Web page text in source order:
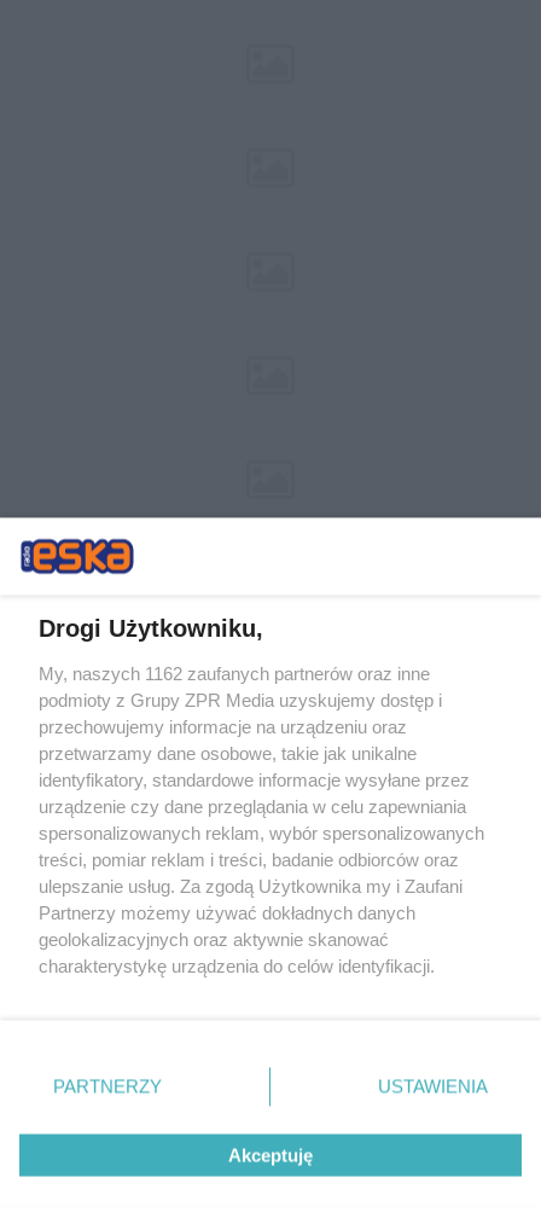
Żaden utwór zamieszczony w serwisie nie może być powielany i
rozpowszechniany lub dalej rozpowszechniany w jakikolwiek sposób (w
tym także elektroniczny lub mechaniczny) na jakimkolwiek polu
eksploatacji w jakiejkolwiek formie, włącznie z umieszczaniem w
Internecie bez pisemnej zgody właściciela praw. Jakiekolwiek użycie lub
wykorzystanie utworów w całości lub w części z naruszeniem prawa,
tzn. bez właściwej zgody, jest zabronione pod groźbą kary i może być
ścigane prawnie.
© 2026 Grupa ZPR Media
Drogi Użytkowniku,
My, naszych 1162 zaufanych partnerów oraz inne
podmioty z Grupy ZPR Media uzyskujemy dostęp i
przechowujemy informacje na urządzeniu oraz
przetwarzamy dane osobowe, takie jak unikalne
identyfikatory, standardowe informacje wysyłane przez
urządzenie czy dane przeglądania w celu zapewniania
spersonalizowanych reklam, wybór spersonalizowanych
treści, pomiar reklam i treści, badanie odbiorców oraz
ulepszanie usług. Za zgodą Użytkownika my i Zaufani
Partnerzy możemy używać dokładnych danych
geolokalizacyjnych oraz aktywnie skanować
charakterystykę urządzenia do celów identyfikacji.
zmienić/wycofać klikając przycisk ustawień prywatności
znajdujący się w lewym dolnym rogu strony
rodzaje przetwarzania danych nie wymagają zgody
użytkownika, ale masz prawo sprzeciwić się takiemu
przetwarzaniu. Preferencje będą miały zastosowanie tylko
PARTNERZY USTAWIENIA
Akceptuję